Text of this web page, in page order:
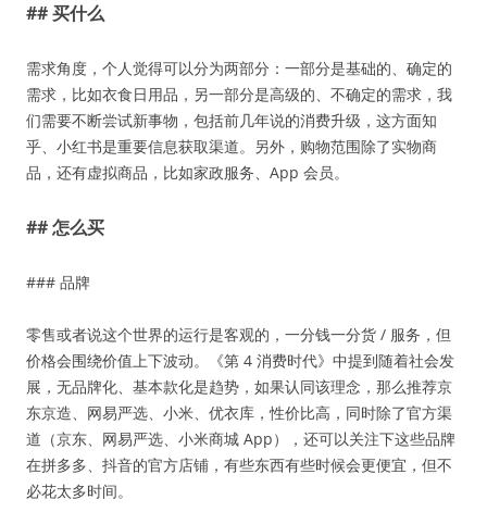
## 买什么
需求角度，个人觉得可以分为两部分：一部分是基础的、确定的
需求，比如衣食日用品，另一部分是高级的、不确定的需求，我
们需要不断尝试新事物，包括前几年说的消费升级，这方面知
乎、小红书是重要信息获取渠道。另外，购物范围除了实物商
品，还有虚拟商品，比如家政服务、App 会员。
## 怎么买
### 品牌
零售或者说这个世界的运行是客观的，一分钱一分货 / 服务，但
价格会围绕价值上下波动。《第 4 消费时代》中提到随着社会发
展，无品牌化、基本款化是趋势，如果认同该理念，那么推荐京
东京造、网易严选、小米、优衣库，性价比高，同时除了官方渠
道（京东、网易严选、小米商城 App），还可以关注下这些品牌
在拼多多、抖音的官方店铺，有些东西有些时候会更便宜，但不
必花太多时间。